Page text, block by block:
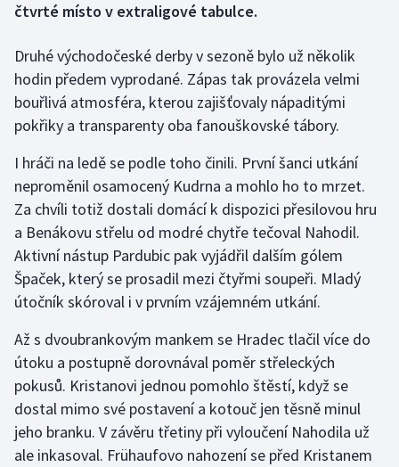
Dostihy
Florbal
Futsal
Golf
Gymnastika
Házená
Jezdectví
Judo
Krasobruslení
Lezení
Lyže a snowboard
čtvrté místo v extraligové tabulce.
Druhé východočeské derby v sezoně bylo už několik
hodin předem vyprodané. Zápas tak provázela velmi
bouřlivá atmosféra, kterou zajišťovaly nápaditými
pokřiky a transparenty oba fanouškovské tábory.
I hráči na ledě se podle toho činili. První šanci utkání
neproměnil osamocený Kudrna a mohlo ho to mrzet.
Za chvíli totiž dostali domácí k dispozici přesilovou hru
a Benákovu střelu od modré chytře tečoval Nahodil.
Aktivní nástup Pardubic pak vyjádřil dalším gólem
Špaček, který se prosadil mezi čtyřmi soupeři. Mladý
útočník skóroval i v prvním vzájemném utkání.
Až s dvoubrankovým mankem se Hradec tlačil více do
útoku a postupně dorovnával poměr střeleckých
pokusů. Kristanovi jednou pomohlo štěstí, když se
dostal mimo své postavení a kotouč jen těsně minul
jeho branku. V závěru třetiny při vyloučení Nahodila už
ale inkasoval. Frühaufovo nahození se před Kristanem